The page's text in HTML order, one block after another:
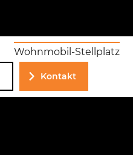
Wohnmobil-Stellplatz
Kontakt